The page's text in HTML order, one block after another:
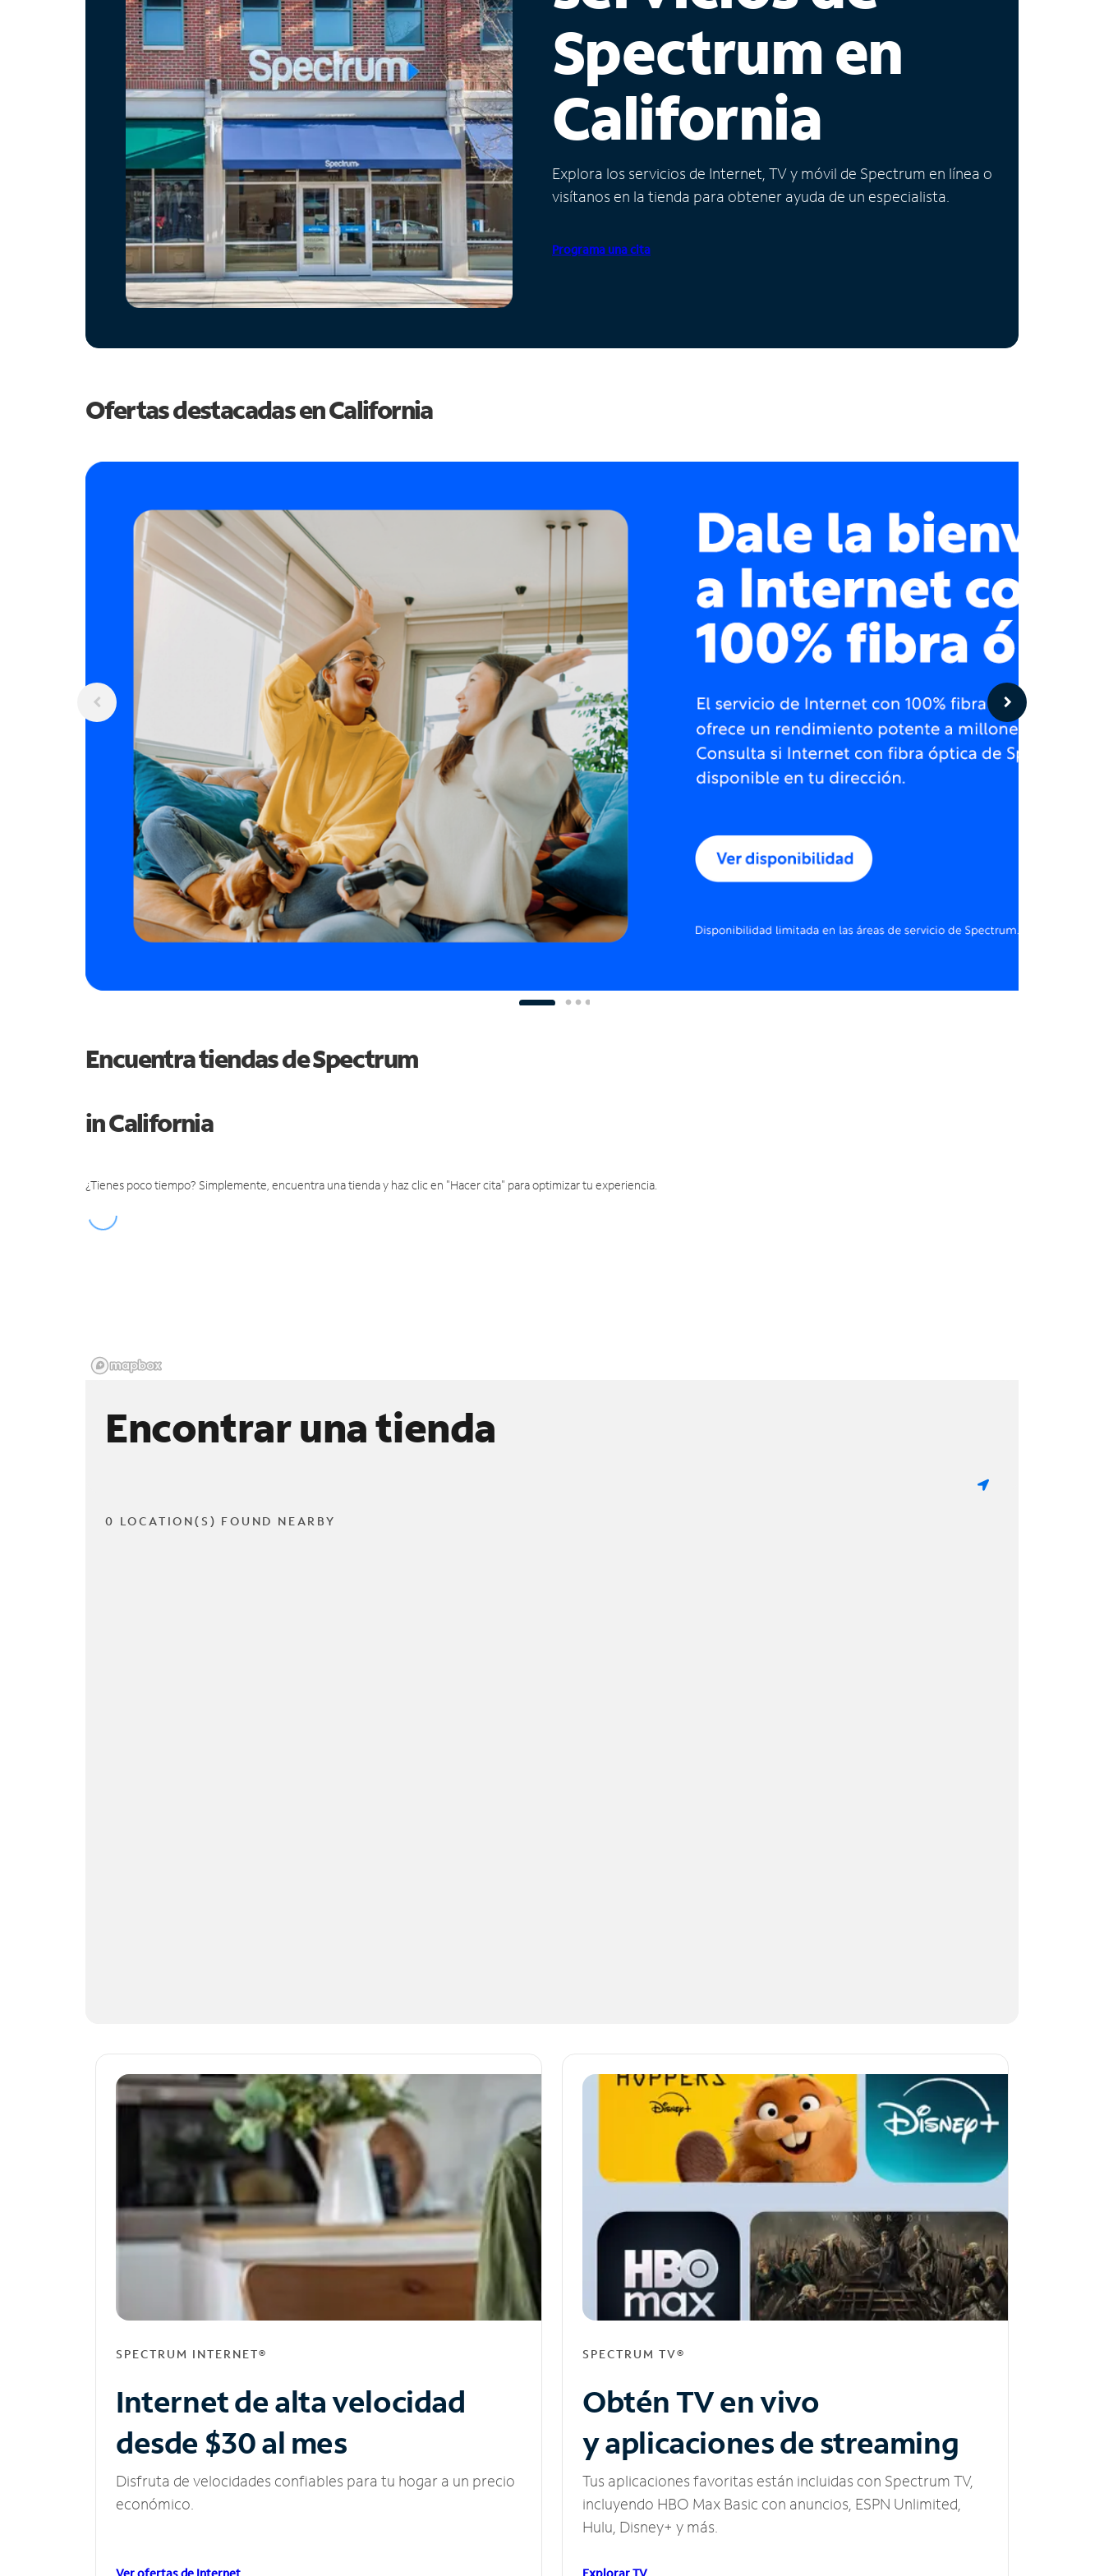
Spectrum en
California
Explora los servicios de Internet, TV y móvil de Spectrum en línea o
visítanos en la tienda para obtener ayuda de un especialista.
Programa una cita
Ofertas destacadas enCalifornia
Encuentra tiendas de Spectrum
in California
¿Tienes poco tiempo? Simplemente, encuentra una tienda y haz clic en "Hacer cita" para optimizar tu experiencia.
Encontrar una tienda
0 LOCATION(S) FOUND NEARBY
SPECTRUM INTERNET®
Internet de alta velocidad
desde $30 al mes
Disfruta de velocidades confiables para tu hogar a un precio
económico.
SPECTRUM TV®
Obtén TV en vivo
y aplicaciones de streaming
Tus aplicaciones favoritas están incluidas con Spectrum TV,
incluyendo HBO Max Basic con anuncios, ESPN Unlimited,
Hulu, Disney+ y más.